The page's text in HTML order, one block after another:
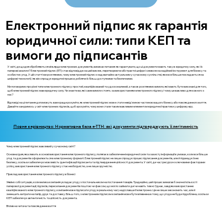
Електронний підпис як гарантія
юридичної сили: типи КЕП та
вимоги до підписантів
У світі, де щодня обробляються мільярди електронних документів, виникає питання: як гарантувати, що ці документи мають таку ж юридичну силу, як і їх
паперові аналоги? Електронний підпис (ЕП) стає відповіддю на цей виклик, перетворюючи абстрактні цифри і символи на надійний інструмент для бізнесу та
особистих угод. У цій статті ми розглянемо, чому електронний підпис є надзвичайно актуальним у сучасному суспільстві, яке все більше покладається на
цифрові технології, і як він спрощує юридичні процеси, роблячи їх більш доступними та безпечними.
Ми поговоримо про різні типи електронного підпису: простий, кваліфікований та удосконалений, а також розглянемо вимоги, які мають бути виконані для того,
щоб електронний підпис мав юридичну силу. Чи знаєте ви, які саме вимоги стоять за використанням електронного підпису і чому це важливо для кожного з
нас?
Відповіді на ці питання допоможуть вам краще розуміти, як електронний підпис може стати невід'ємною частиною вашого бізнесу або повсякденного життя.
Давайте зануримось у світ електронних підписів, щоб зрозуміти, чому вони стали таким важливим елементом юридичної практики у цифрову еру.
Повне керівництво: Нормативна база е-ТТН: які документи підтверджують її легітимність
Чому електронний підпис важливий у сучасному світі?
Основна ідея, яка лежить в основі використання електронного підпису, полягає в забезпеченні юридичної сили та захисту інформації в умовах, коли все більше
угод та документів оформлюється в електронному форматі. Електронний підпис не лише спрощує процес підписання документів, але й підвищує їхню
безпеку, оскільки забезпечує можливість ідентифікації підписанта та підтвердження цілісності документа. У світі, де час і ресурси є ключовими факторами
успіху, використання електронного підпису стає необхідністю, а не лише зручністю.
Приклад використання електронного підпису в бізнесі
Уявімо собі ситуацію, коли велика компанія укладає угоду з постачальником на постачання товарів. Традиційно, цей процес вимагав б значної кількості
паперової документації, підписів, пересилання документів поштою чи факсом, що могло займати дні чи навіть тижні. Однак, завдяки використанню
кваліфікованого електронного підпису, компанія може підписати угоду в реальному часі, надіславши її електронно. Це не лише зекономить час, але й
зменшить витрати на папір, друк та доставку. Більш того, з електронним підписом компанія може бути впевнена в тому, що угода не буде підроблена, оскільки
КЕП забезпечує автентичність та цілісність документа.
Вплив на читача та повсякденне життя